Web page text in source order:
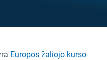
Europos žaliojo kurso